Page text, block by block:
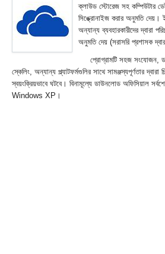
ক্লাউড স্টোরেজ সহ কম্পিউটার
সিঙ্ক্রোনাইজ করার অনুমতি দেয়।
অন্যান্য ব্যবহারকারীদের দ্বারা
অনুমতি দেয় (সরাসরি প্রশাসক
প্রোগ্রামটি সহজ সংযোজন,
স্কেলিং, অন্যান্য প্ল্যাটফর্মগুলির সাথে সামঞ্জস্যপূর্ণতার
স্বয়ংক্রিয়ভাবে ঘটবে। বিনামূল্যে ডাউনলোড অফিসিয়াল
Windows XP।